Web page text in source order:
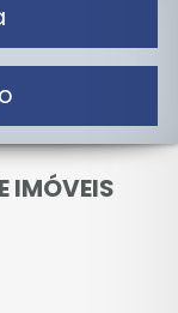
IMÓVEIS